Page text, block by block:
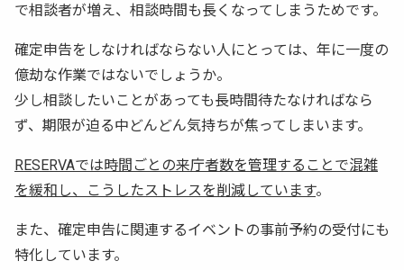
で相談者が増え、相談時間も長くなってしまうためです。
確定申告をしなければならない人にとっては、年に一度の
億劫な作業ではないでしょうか。
少し相談したいことがあっても長時間待たなければなら
ず、期限が迫る中どんどん気持ちが焦ってしまいます。
RESERVAでは時間ごとの来庁者数を管理することで混雑
を緩和し、こうしたストレスを削減しています。
また、確定申告に関連するイベントの事前予約の受付にも
特化しています。